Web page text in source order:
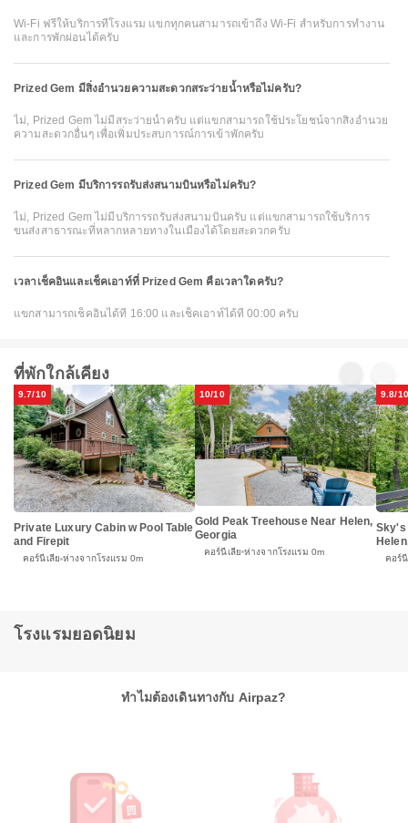
Wi-Fi ฟรีให้บริการที่โรงแรม แขกทุกคนสามารถเข้าถึง Wi-Fi สำหรับการทำงาน
และการพักผ่อนได้ครับ
Prized Gem มีสิ่งอำนวยความสะดวกสระว่ายน้ำหรือไม่ครับ?
ไม่, Prized Gem ไม่มีสระว่ายน้ำครับ แต่แขกสามารถใช้ประโยชน์จากสิ่งอำนวย
ความสะดวกอื่นๆ เพื่อเพิ่มประสบการณ์การเข้าพักครับ
Prized Gem มีบริการรถรับส่งสนามบินหรือไม่ครับ?
ไม่, Prized Gem ไม่มีบริการรถรับส่งสนามบินครับ แต่แขกสามารถใช้บริการ
ขนส่งสาธารณะที่หลากหลายทางในเมืองได้โดยสะดวกครับ
เวลาเช็คอินและเช็คเอาท์ที่ Prized Gem คือเวลาใดครับ?
แขกสามารถเช็คอินได้ที่ 16:00 และเช็คเอาท์ได้ที่ 00:00 ครับ
ที่พักใกล้เคียง
9.7/10
Private Luxury Cabin w Pool Table
and Firepit
คอร์นีเลีย ห่างจากโรงแรม 0m
10/10
Gold Peak Treehouse Near Helen,
Georgia
คอร์นีเลีย ห่างจากโรงแรม 0m
9.8/10
Sky's
คอร์
โรงแรมยอดนิยม
ทำไมต้องเดินทางกับ Airpaz?